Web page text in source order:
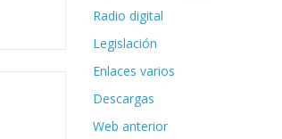
Radio digital
Legislación
Enlaces varios
Descargas
Web anterior